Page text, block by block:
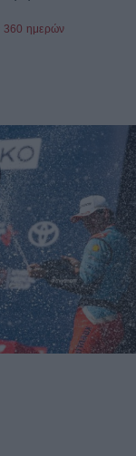
360 ημερών